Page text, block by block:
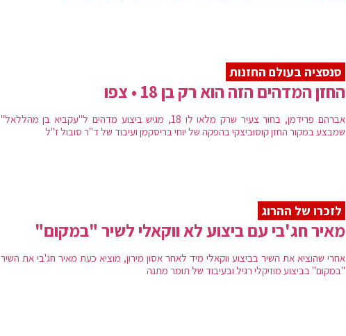
סנסציה בעולם החזנות
החזן המדהים הזה הוא רק בן 18 • צפו
אברהם פרידמן, בחור צעיר שרק מלאו לו 18, מגיש ביצוע מדהים ל"עקביא בן מהללאל"
שמבצע במקור החזן קוסוביצקי בהפקה של יוחי בריסקמן ועיבוד של ד"ר סובול ז"ל
לזכרו של ההרוג
מאיר חג'בי עם ביצוע לא ווקאלי לשיר "במקום"
אחרי שהוציא את השיר בביצוע ווקאלי מיד לאחר אסון מירון, מוציא כעת מאיר חג'בי את השיר
"במקום" בביצוע מוזיקלי רגיל ובעיבוד של תומר מתנה